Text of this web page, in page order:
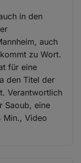
in den
auch
zu Wort.
für eine
den Titel der
Verantwortlich
Saoub, eine
Min., Video